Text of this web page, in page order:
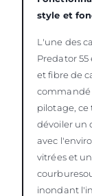
style et
L'une des
Predator
et fibre de
commandé
pilotage, ce
dévoiler un
avec
vitrées et
inondant